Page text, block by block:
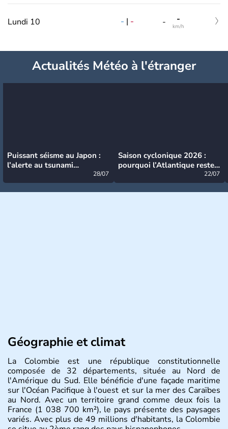
Lundi 10 - | - - -
km/h
Actualités Météo à l'étranger
Puissant séisme au Japon :
l’alerte au tsunami
28/07
Saison cyclonique 2026 :
pourquoi l’Atlantique reste
22/07
Géographie et climat
La Colombie est une république constitutionnelle
composée de 32 départements, située au Nord de
l'Amérique du Sud. Elle bénéficie d'une façade maritime
sur l'Océan Pacifique à l'ouest et sur la mer des Caraïbes
au Nord. Avec un territoire grand comme deux fois la
France (1 038 700 km²), le pays présente des paysages
variés. Avec plus de 49 millions d'habitants, la Colombie